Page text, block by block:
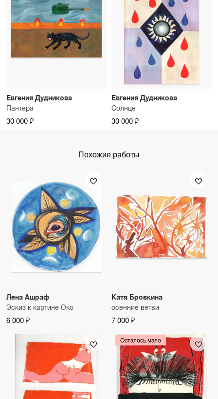
Евгения Дудникова
Пантера
30 000 ₽
Евгения Дудникова
Солнце
30 000 ₽
Похожие работы
Лена Ашраф
Эскиз к картине Око
6 000 ₽
Катя Бровкина
осенние ветви
7 000 ₽
Осталось мало